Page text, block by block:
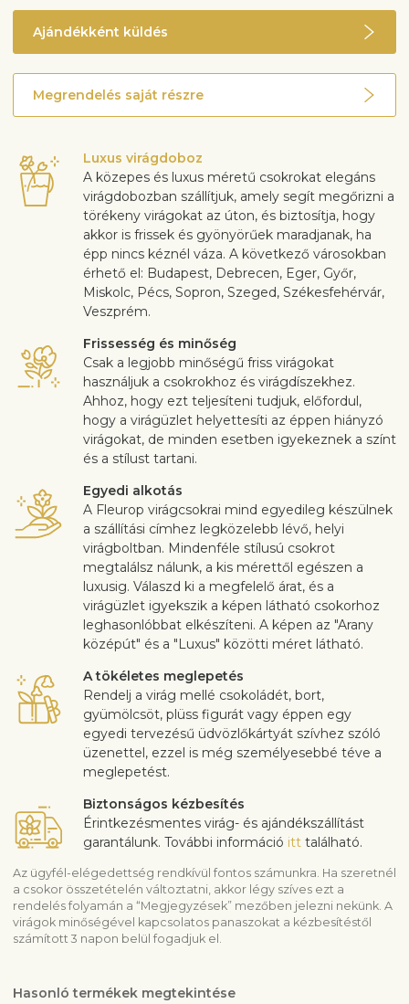
Megrendelés saját részre
Ajándékként küldés
Luxus virágdoboz
A közepes és luxus méretű csokrokat elegáns
virágdobozban szállítjuk, amely segít megőrizni a
törékeny virágokat az úton, és biztosítja, hogy
akkor is frissek és gyönyörűek maradjanak, ha
épp nincs kéznél váza. A következő városokban
érhető el: Budapest, Debrecen, Eger, Győr,
Miskolc, Pécs, Sopron, Szeged, Székesfehérvár,
Veszprém.
Frissesség és minőség
Csak a legjobb minőségű friss virágokat
használjuk a csokrokhoz és virágdíszekhez.
Ahhoz, hogy ezt teljesíteni tudjuk, előfordul,
hogy a virágüzlet helyettesíti az éppen hiányzó
virágokat, de minden esetben igyekeznek a színt
és a stílust tartani.
Egyedi alkotás
A Fleurop virágcsokrai mind egyedileg készülnek
a szállítási címhez legközelebb lévő, helyi
virágboltban. Mindenféle stílusú csokrot
megtalálsz nálunk, a kis mérettől egészen a
luxusig. Válaszd ki a megfelelő árat, és a
virágüzlet igyekszik a képen látható csokorhoz
leghasonlóbbat elkészíteni. A képen az "Arany
középút" és a "Luxus" közötti méret látható.
A tökéletes meglepetés
Rendelj a virág mellé csokoládét, bort,
gyümölcsöt, plüss figurát vagy éppen egy
egyedi tervezésű üdvözlőkártyát szívhez szóló
üzenettel, ezzel is még személyesebbé téve a
meglepetést.
Biztonságos kézbesítés
Érintkezésmentes virág- és ajándékszállítást
garantálunk. További információ itt található.
Az ügyfél-elégedettség rendkívül fontos számunkra. Ha szeretnél
a csokor összetételén változtatni, akkor légy szíves ezt a
rendelés folyamán a “Megjegyzések” mezőben jelezni nekünk. A
virágok minőségével kapcsolatos panaszokat a kézbesítéstől
számított 3 napon belül fogadjuk el.
Hasonló termékek megtekintése